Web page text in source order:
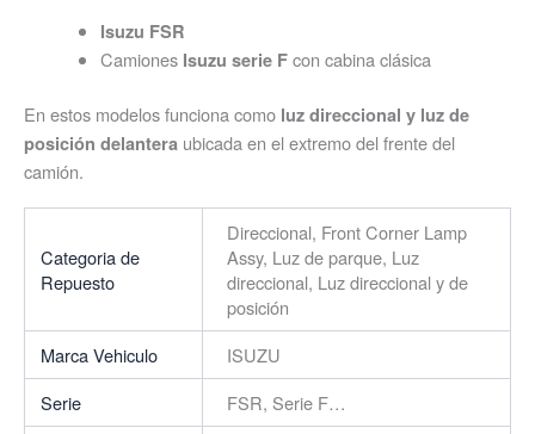
Isuzu FSR
Camiones Isuzu serie Fcon cabina clásica
En estos modelos funciona como luz direccional y luz de
posición delantera ubicada en el extremo del frente del
camión.
Categoria de
Repuesto
Direccional, Front Corner Lamp
Assy, Luz de parque, Luz
direccional, Luz direccional y de
posición
Marca Vehiculo
ISUZU
Serie
FSR, Serie F…